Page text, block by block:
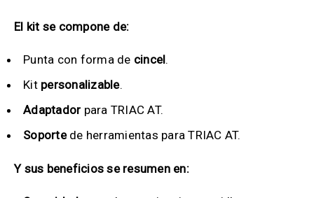
El kit se compone de:
Punta con forma de cincel.
Kit personalizable.
Adaptador para TRIAC AT.
Soporte de herramientas para TRIAC AT.
Y sus beneficios se resumen en: